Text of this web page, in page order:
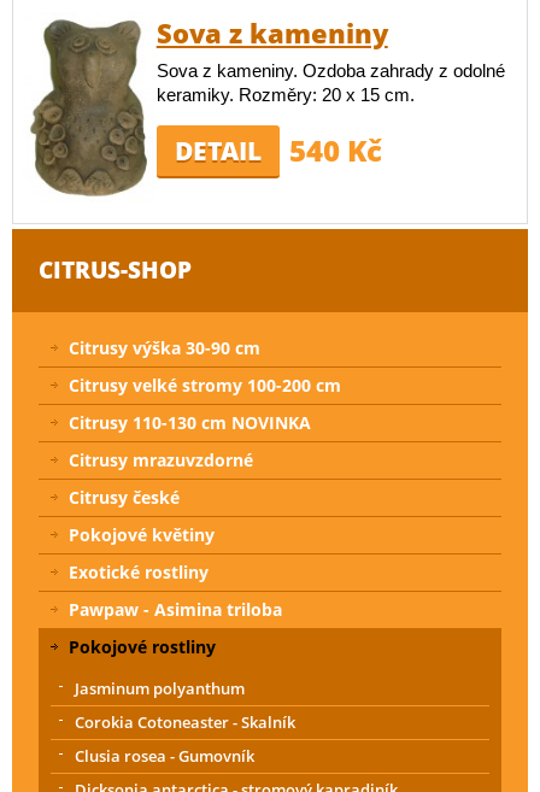
Sova z kameniny
Sova z kameniny. Ozdoba zahrady z odolné
keramiky. Rozměry: 20 x 15 cm.
DETAIL 540 Kč
CITRUS-SHOP
Citrusy výška 30-90 cm
Citrusy velké stromy 100-200 cm
Citrusy 110-130 cm NOVINKA
Citrusy mrazuvzdorné
Citrusy české
Pokojové květiny
Exotické rostliny
Pawpaw - Asimina triloba
Pokojové rostliny
Jasminum polyanthum
Corokia Cotoneaster - Skalník
Clusia rosea - Gumovník